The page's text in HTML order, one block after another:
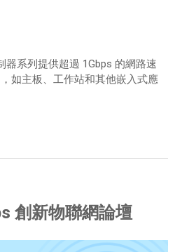
器系列提供超過 1Gbps 的網路速
如主板、工作站和其他嵌入式應
創新物聯網論壇